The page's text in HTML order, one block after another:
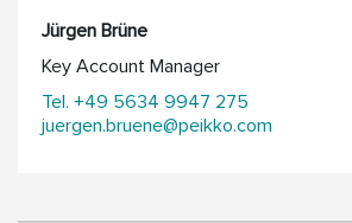
Jürgen Brüne
Key Account Manager
Tel. +49 5634 9947 275
juergen.bruene@peikko.com